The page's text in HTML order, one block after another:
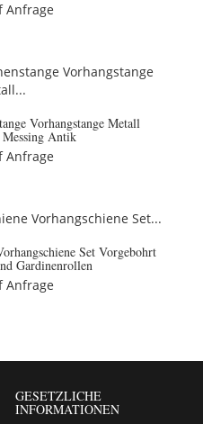
Anfrage
Vorhangstange Metall
Messing Antik
Anfrage
Set Vorgebohrt
Gardinenrollen
Anfrage
GESETZLICHE
INFORMATIONEN